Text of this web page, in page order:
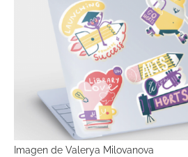
Imagen de Valerya Milovanova